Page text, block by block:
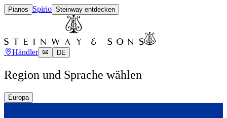
Pianos Spirio Steinway entdecken
Händler DE
Region und Sprache wählen
Europa